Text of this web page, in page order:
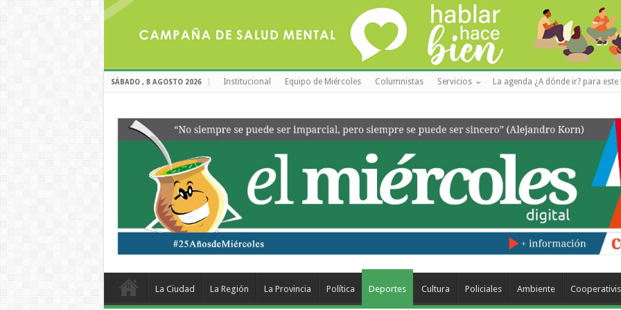
SÁBADO , 8 AGOSTO 2026 Institucional Equipo de Miércoles Columnistas Servicios La agenda ¿A dónde ir? para este
La Ciudad La Región La Provincia Política Deportes Cultura Policiales Ambiente